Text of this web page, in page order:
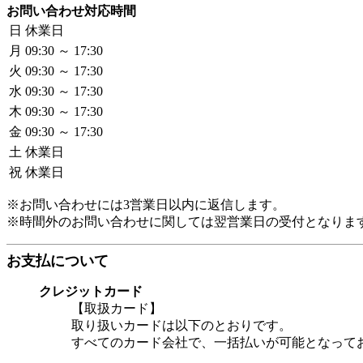
お問い合わせ対応時間
日 休業日
月 09:30 ～ 17:30
火 09:30 ～ 17:30
水 09:30 ～ 17:30
木 09:30 ～ 17:30
金 09:30 ～ 17:30
土 休業日
祝 休業日
※お問い合わせには3営業日以内に返信します。
※時間外のお問い合わせに関しては翌営業日の受付となりま
お支払について
クレジットカード
【取扱カード】
取り扱いカードは以下のとおりです。
すべてのカード会社で、一括払いが可能となって